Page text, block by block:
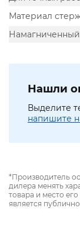
Материал
Нашли
Выделите
напишите
*Производитель
дилера менять
товара и место
является